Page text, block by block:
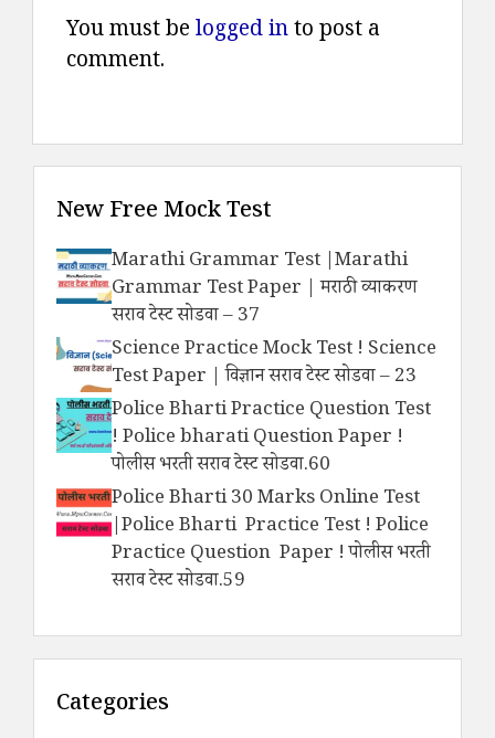
You must be logged into post a
comment.
New Free Mock Test
Marathi Grammar Test |Marathi
Grammar Test Paper | मराठी व्याकरण
सराव टेस्ट सोडवा – 37
Science Practice Mock Test ! Science
Test Paper | विज्ञान सराव टेस्ट सोडवा – 23
Police Bharti Practice Question Test
! Police bharati Question Paper !
पोलीस भरती सराव टेस्ट सोडवा.60
Police Bharti 30 Marks Online Test
|Police Bharti Practice Test ! Police
Practice Question Paper ! पोलीस भरती
सराव टेस्ट सोडवा.59
Categories